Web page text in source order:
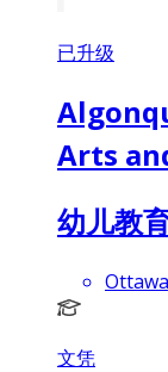
已升级
Arts
幼儿教
文凭